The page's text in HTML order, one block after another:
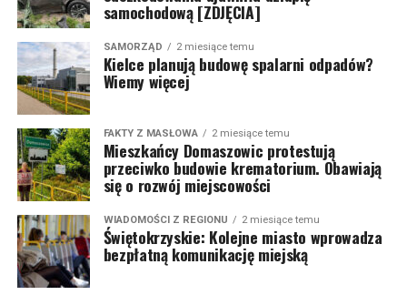
samochodową [ZDJĘCIA]
SAMORZĄD 2 miesiące temu
Kielce planują budowę spalarni odpadów?
Wiemy więcej
FAKTY Z MASŁOWA 2 miesiące temu
Mieszkańcy Domaszowic protestują
przeciwko budowie krematorium. Obawiają
się o rozwój miejscowości
WIADOMOŚCI Z REGIONU 2 miesiące temu
Świętokrzyskie: Kolejne miasto wprowadza
bezpłatną komunikację miejską